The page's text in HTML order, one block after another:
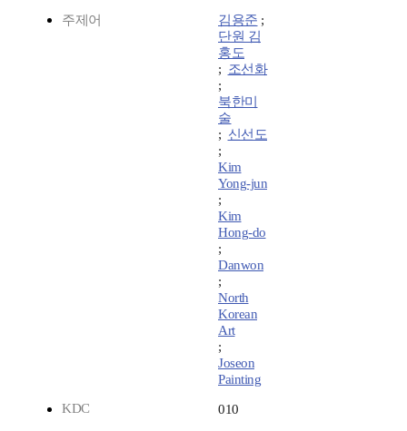
주제어 김용준 ;
단원 김
홍도
; 조선화
;
북한미
술
; 신선도
;
Kim
Yong-jun
;
Kim
Hong-do
;
Danwon
;
North
Korean
Art
;
Joseon
Painting
KDC
010